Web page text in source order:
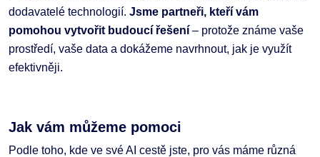
dodavatelé technologií. Jsme partneři, kteří vám
pomohou vytvořit budoucí řešení – protože známe vaše
prostředí, vaše data a dokážeme navrhnout, jak je využít
efektivněji.
Jak vám můžeme pomoci
Podle toho, kde ve své AI cestě jste, pro vás máme různá